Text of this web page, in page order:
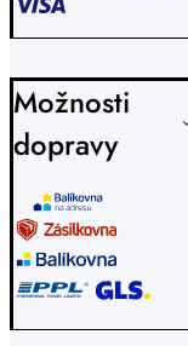
Možnosti
dopravy